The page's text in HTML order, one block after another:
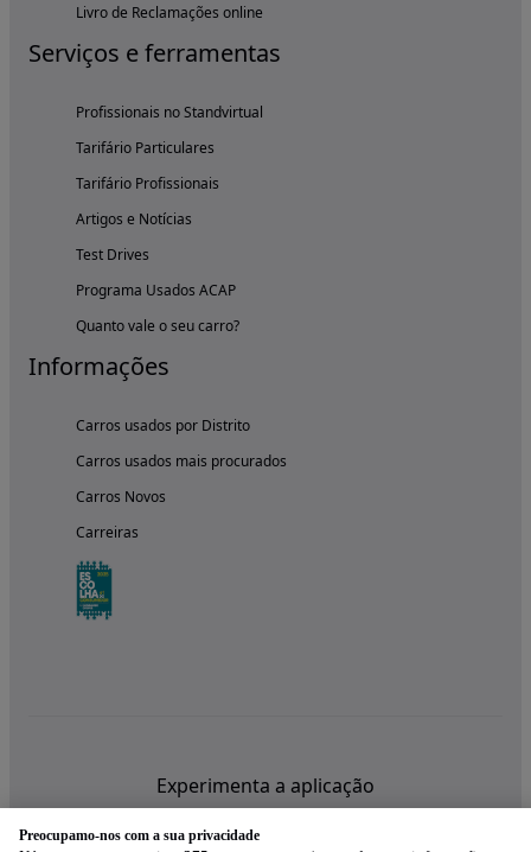
Livro de Reclamações online
Serviços e ferramentas
Profissionais no Standvirtual
Tarifário Particulares
Tarifário Profissionais
Artigos e Notícias
Test Drives
Programa Usados ACAP
Quanto vale o seu carro?
Informações
Carros usados por Distrito
Carros usados mais procurados
Carros Novos
Carreiras
Experimenta a aplicação
Preocupamo-nos com a sua privacidade